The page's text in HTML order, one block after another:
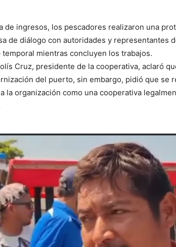
de ingresos, los pescadores realizaron una
de diálogo con autoridades y representantes
mientras concluyen los trabajos.
Cruz, presidente de la cooperativa, aclaró
del puerto, sin embargo, pidió que se
la organización como una cooperativa